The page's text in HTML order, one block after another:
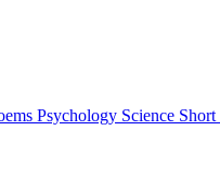
Psychology Science Short